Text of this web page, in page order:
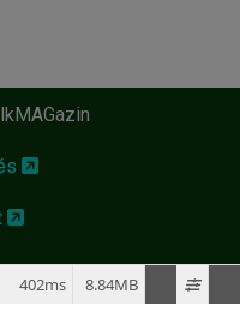
8.84MB
402ms